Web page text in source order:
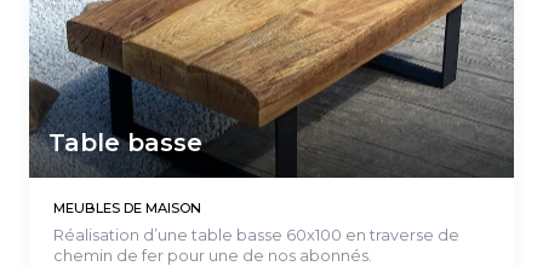
Table basse
MEUBLES DE MAISON
Réalisation d’une table basse 60x100 en traverse de
chemin de fer pour une de nos abonnés.